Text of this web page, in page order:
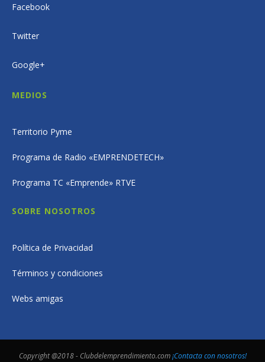
Facebook
Twitter
Google+
MEDIOS
Territorio Pyme
Programa de Radio «EMPRENDETECH»
Programa TC «Emprende» RTVE
SOBRE NOSOTROS
Política de Privacidad
Términos y condiciones
Webs amigas
Copyright @2018 - Clubdelemprendimiento.com¡Contacta con nosotros!